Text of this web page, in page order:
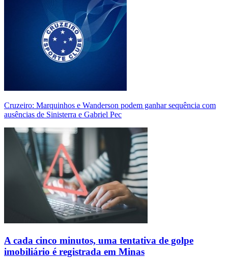
Cruzeiro: Marquinhos e Wanderson podem ganhar sequência com
ausências de Sinisterra e Gabriel Pec
A cada cinco minutos, uma tentativa de golpe
imobiliário é registrada em Minas